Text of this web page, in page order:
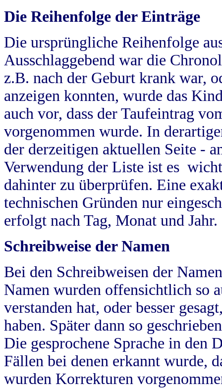
Die Reihenfolge der Einträge
Die ursprüngliche Reihenfolge
Ausschlaggebend war die
z.B. nach der Geburt krank war,
anzeigen konnten, wurde das
auch vor, dass der Taufeintrag
vorgenommen wurde. In
der derzeitigen aktuellen Seite -
Verwendung der Liste ist es
dahinter zu überprüfen. Eine
technischen Gründen nur
erfolgt nach Tag, Monat und Jahr.
Schreibweise der Namen
Bei den Schreibweisen der
Namen wurden offensichtlich so
verstanden hat, oder besser
haben. Später dann so
Die gesprochene Sprache in
Fällen bei denen erkannt wurde,
wurden Korrekturen